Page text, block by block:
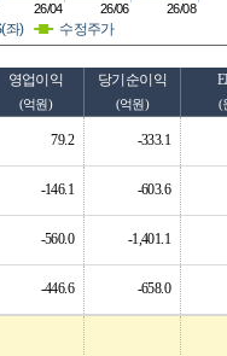
좌) 수정주가
26/04 26/06 26/08
영업이익
(억원)
당기순이익
(억원) (
79.2 -333.1
-146.1 -603.6
-560.0 -1,401.1
-446.6 -658.0